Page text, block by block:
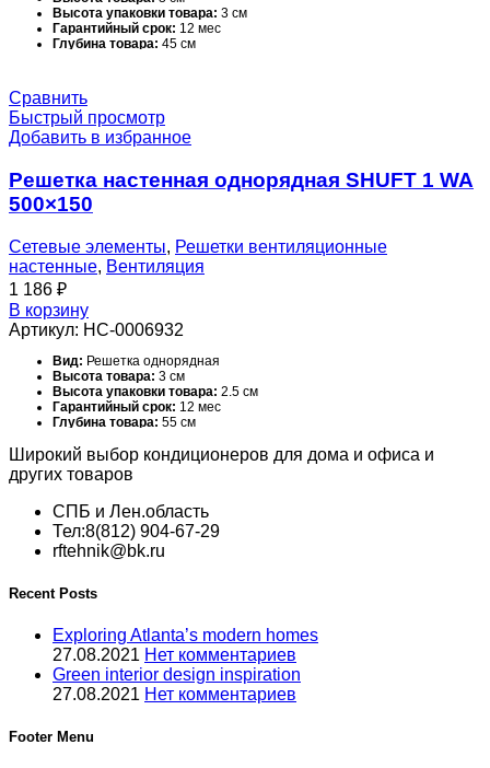
Высота упаковки товара: 3 см
Гарантийный срок: 12 мес
Глубина товара: 45 см
Материал корпуса:
Набор крепежных элементов в комплекте:
Назначение и соответствие:
системах вентиляции, кондиционирования и воздушного
Область применения:Полупромышленное оборудование
Поверхность:
Серия:
Срок службы:10 лет
Температурный диапазон эксплуатации:от -40 до 60 °С
Тип вентиляционной решетки:
Тип конструкции вентилятора:
Типоразмер:
Цвет корпуса: Белый - RAL 9016
Ширина товара:35 см
Сравнить
Быстрый просмотр
Добавить в избранное
Решетка настенная однорядная SHUFT 1 WA
500×150
Сетевые элементы, Решетки вентиляционные
настенные, Вентиляция
1 186 ₽
В корзину
Артикул: НС-0006932
Вид: Решетка однорядная
Высота товара: 3 см
Высота упаковки товара: 2.5 см
Гарантийный срок: 12 мес
Глубина товара: 55 см
Масса товара (нетто): 0.42 кг
Масса товара с упаковкой (брутто): 0.42 кг
Материал корпуса:
Назначение и соответствие:
системах вентиляции, кондиционирования и воздушного
отопления.
Область применения:
Серия:
Температурный диапазон эксплуатации:
Тип вентиляционной решетки:Настенная
Тип конструкции вентилятора:Нет
Типоразмер:500*150 мм
Цвет корпуса: Белый - RAL 9016
Ширина упаковки товара:
Широкий выбор кондиционеров для дома и офиса и
других товаров
СПБ и Лен.область
Тел:8(812) 904-67-29
rftehnik@bk.ru
Recent Posts
Exploring Atlanta’s modern homes
27.08.2021 Нет комментариев
Green interior design inspiration
27.08.2021 Нет комментариев
Footer Menu